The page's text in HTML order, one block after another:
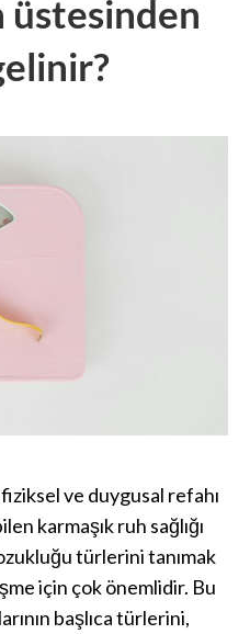
üstesinden
ve duygusal refahı
karmaşık ruh sağlığı
türlerini tanımak
için çok önemlidir. Bu
başlıca türlerini,